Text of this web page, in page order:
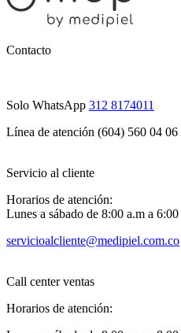
Contacto
Solo WhatsApp 312 8174011
Línea de atención (604) 560 04 06
Servicio al cliente
Horarios de atención:
Lunes a sábado de 8:00 a.m a
servicioalcliente@medipiel.com.co
Call center ventas
Horarios de atención: